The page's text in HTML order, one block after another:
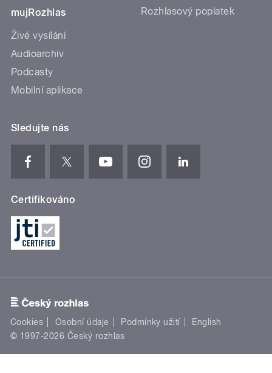
mujRozhlas
Živé vysílání
Audioarchiv
Podcasty
Mobilní aplikace
Rozhlasový poplatek
Sledujte nás
Certifikováno
Cookies Osobní údaje Podmínky užití
English
© 1997-2026 Český rozhlas